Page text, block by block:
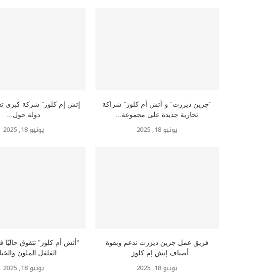
دولة حول...
يونيو 18, 2025
“جرين ديزرت” و”أتش أم كلوز” شراكة
تجارية جديدة على مجموعة...
يونيو 18, 2025
“أتش أم كلوز” تتفوق
الفلفل الملون
يونيو 18, 2025
فريق عمل جرين ديزرت ندعم وبقوة
أصناف إتش إم كلوز...
يونيو 18, 2025